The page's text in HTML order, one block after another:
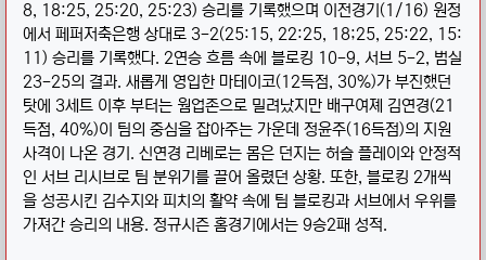
8, 18:25, 25:20, 25:23) 승리를 기록했으며 이전경기(1/16) 원정
에서 페퍼저축은행 상대로 3-2(25:15, 22:25, 18;25, 25:22, 15:
11) 승리를 기록했다. 2연승 흐름 속에 블로킹 10-9, 서브 5-2, 범실
23-25의 결과. 새롭게 영입한 마테이코(12득점, 30%)가 부진했던
탓에 3세트 이후 부터는 웜업존으로 밀려났지만 배구여졔 김연경(21
득점, 40%)이 팀의 중심을 잡아주는 가운데 정윤주(16득점)의 지원
사격이 나온 경기. 신연경 리베로는 몸은 던지는 허슬 플레이와 안정적
인 서브 리시브로 팀 분위기를 끌어 올렸던 상황. 또한, 블로킹 2개씩
을 성공시킨 김수지와 피치의 활약 속에 팀 블로킹과 서브에서 우위를
가져간 승리의 내용. 정규시즌 홈경기에서는 9승2패 성적.